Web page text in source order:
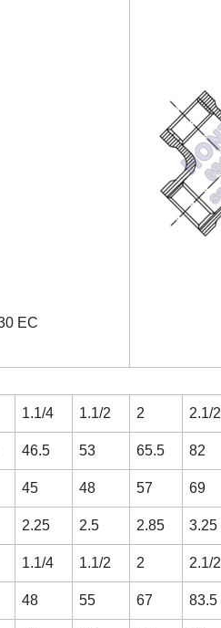
EC
1.1/4 1.1/2 2 2.1/2
46.5 53 65.5 82
45 48 57 69
2.25 2.5 2.85 3.25
1.1/4 1.1/2 2 2.1/2
48 55 67 83.5